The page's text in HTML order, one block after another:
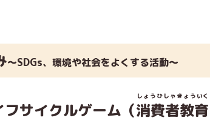
〜SDGs、環境や社会をよくする活動〜
サイクルゲーム（消費者教育
しょうひしゃきょういく